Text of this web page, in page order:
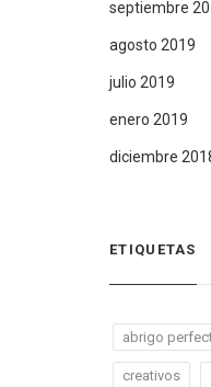
septiembre
agosto 2019
julio 2019
enero 2019
diciembre
ETIQUETAS
abrigo
creativos